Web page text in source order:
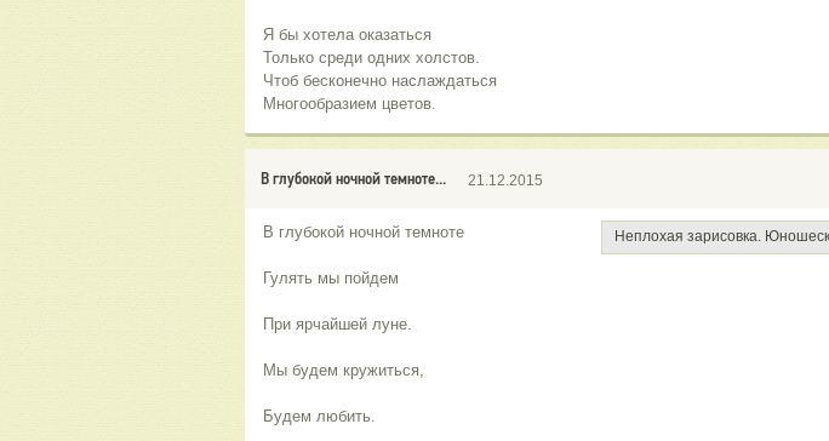
Я бы хотела оказаться
Только среди одних холстов.
Чтоб бесконечно наслаждаться
Многообразием цветов.
В глубокой ночной темноте... 21.12.2015
В глубокой ночной темноте
Гулять мы пойдем
При ярчайшей луне.
Мы будем кружиться,
Будем любить.
Неплохая зарисовка.